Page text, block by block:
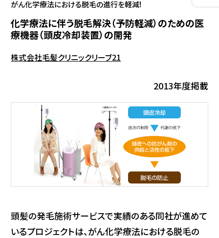
がん化学療法における脱毛の進行を軽減!
化学療法に伴う脱毛解決（予防軽減）のための医
療機器（頭皮冷却装置）の開発
株式会社毛髪クリニックリーブ21
2013年度掲載
頭髪の発毛施術サービスで実績のある同社が進めて
いるプロジェクトは、がん化学療法における脱毛の